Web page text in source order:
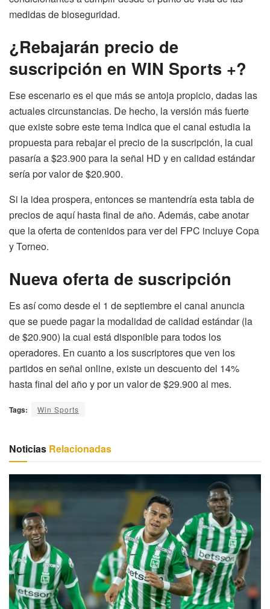
medidas de bioseguridad.
¿Rebajarán precio de
suscripción en WIN Sports +?
Ese escenario es el que más se antoja propicio, dadas las
actuales circunstancias. De hecho, la versión más fuerte
que existe sobre este tema indica que el canal estudia la
propuesta para rebajar el precio de la suscripción, la cual
pasaría a $23.900 para la señal HD y en calidad estándar
sería por valor de $20.900.
Si la idea prospera, entonces se mantendría esta tabla de
precios de aquí hasta final de año. Además, cabe anotar
que la oferta de contenidos para ver del FPC incluye Copa
y Torneo.
Nueva oferta de suscripción
Es así como desde el 1 de septiembre el canal anuncia
que se puede pagar la modalidad de calidad estándar (la
de $20.900) la cual está disponible para todos los
operadores. En cuanto a los suscriptores que ven los
partidos en señal online, existe un descuento del 14%
hasta final del año y por un valor de $29.900 al mes.
Tags: Win Sports
Noticias Relacionadas